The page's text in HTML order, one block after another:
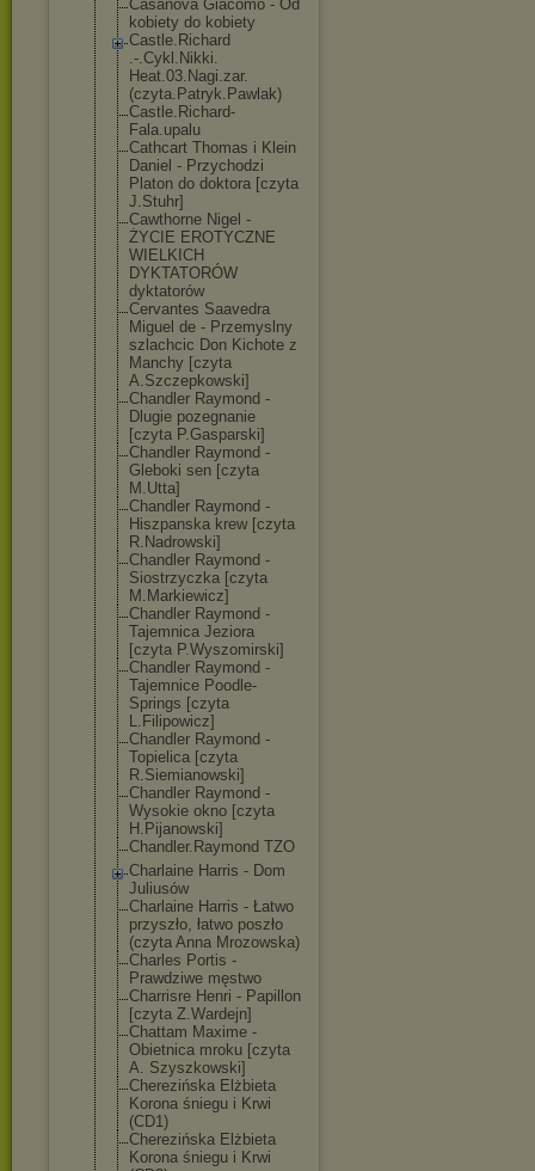
Casanova Giacomo - Od
kobiety do kobiety
Castle.Richard
.-.Cykl.Nikki.
Heat.03.Nagi.zar.
(czyta.Patryk.Pawlak)
Castle.Richard-
Fala.upalu
Cathcart Thomas i Klein
Daniel - Przychodzi
Platon do doktora [czyta
J.Stuhr]
Cawthorne Nigel -
ŻYCIE EROTYCZNE
WIELKICH
DYKTATORÓW
dyktatorów
Cervantes Saavedra
Miguel de - Przemyslny
szlachcic Don Kichote z
Manchy [czyta
A.Szczepkowski]
Chandler Raymond -
Dlugie pozegnanie
[czyta P.Gasparski]
Chandler Raymond -
Gleboki sen [czyta
M.Utta]
Chandler Raymond -
Hiszpanska krew [czyta
R.Nadrowski]
Chandler Raymond -
Siostrzyczka [czyta
M.Markiewicz]
Chandler Raymond -
Tajemnica Jeziora
[czyta P.Wyszomirski]
Chandler Raymond -
Tajemnice Poodle-
Springs [czyta
L.Filipowicz]
Chandler Raymond -
Topielica [czyta
R.Siemianowski]
Chandler Raymond -
Wysokie okno [czyta
H.Pijanowski]
Chandler.Raymond TZO
Charlaine Harris - Dom
Juliusów
Charlaine Harris - Łatwo
przyszło, łatwo poszło
(czyta Anna Mrozowska)
Charles Portis -
Prawdziwe męstwo
Charrisre Henri - Papillon
[czyta Z.Wardejn]
Chattam Maxime -
Obietnica mroku [czyta
A. Szyszkowski]
Cherezińska Elżbieta
Korona śniegu i Krwi
(CD1)
Cherezińska Elżbieta
Korona śniegu i Krwi